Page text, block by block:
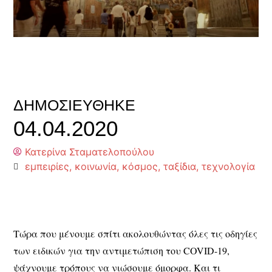
ΔΗΜΟΣΙΕΎΘΗΚΕ
04.04.2020
Κατερίνα Σταματελοπούλου
εμπειρίες, κοινωνία, κόσμος,ταξίδια,τεχνολογία
Τώρα που μένουμε σπίτι ακολουθώντας όλες τις οδηγίες
των ειδικών για την αντιμετώπιση του COVID-19,
ψάχνουμε τρόπους να νιώσουμε όμορφα. Και τι